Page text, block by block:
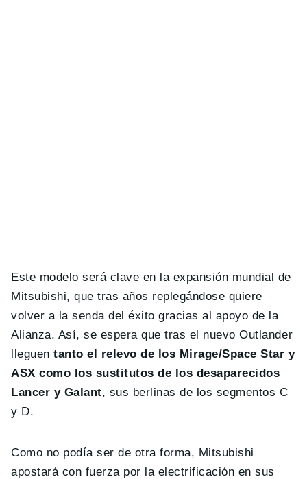
Este modelo será clave en la expansión mundial de
Mitsubishi, que tras años replegándose quiere
volver a la senda del éxito gracias al apoyo de la
Alianza. Así, se espera que tras el nuevo Outlander
lleguen tanto el relevo de los Mirage/Space Star y
ASX como los sustitutos de los desaparecidos
Lancer y Galant, sus berlinas de los segmentos C
y D.
Como no podía ser de otra forma, Mitsubishi
apostará con fuerza por la electrificación en sus